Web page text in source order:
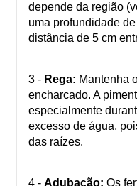
depende da região
uma profundidade
distância de 5 cm
3 - Rega: Mantenha
encharcado. A
especialmente
excesso de água,
das raízes.
4 - Adubação: Os